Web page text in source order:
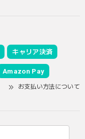
キャリア決済
Amazon Pay
お支払い方法について